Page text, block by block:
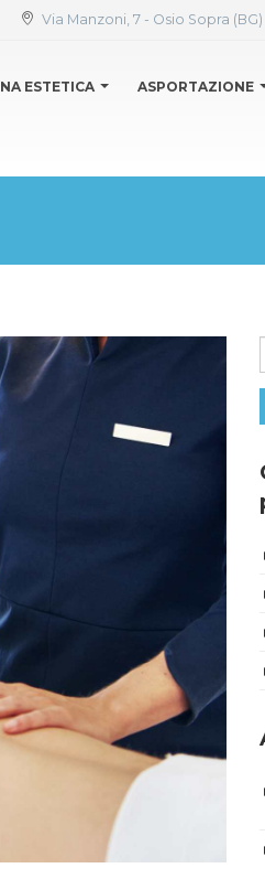
Via Manzoni, 7 - Osio Sopra (BG)
ESTETICA ASPORTAZIONE